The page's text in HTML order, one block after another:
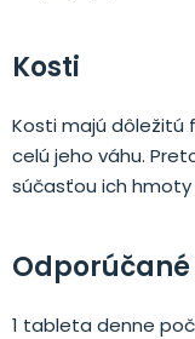
Kosti
Kosti majú dôležitú
celú jeho váhu.
súčasťou ich hmoty
1 tableta denne